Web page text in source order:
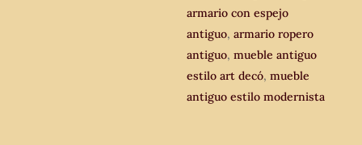
armario con espejo
antiguo,armario ropero
antiguo,mueble antiguo
estilo art decó,mueble
antiguo estilo modernista